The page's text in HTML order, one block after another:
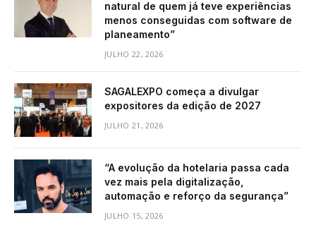
natural de quem já teve experiências
menos conseguidas com software de
planeamento”
JULHO 22, 2026
SAGALEXPO começa a divulgar
expositores da edição de 2027
JULHO 21, 2026
“A evolução da hotelaria passa cada
vez mais pela digitalização,
automação e reforço da segurança”
JULHO 15, 2026